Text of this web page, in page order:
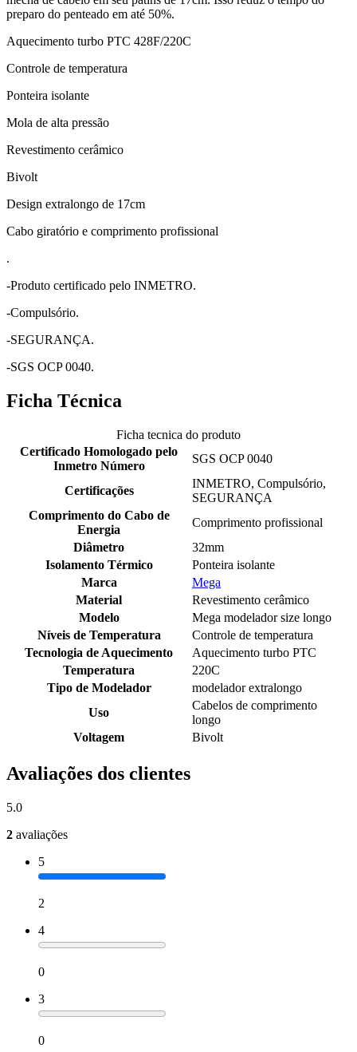
preparo do penteado em até 50%.
Aquecimento turbo PTC 428F/220C
Controle de temperatura
Ponteira isolante
Mola de alta pressão
Revestimento cerâmico
Bivolt
Design extralongo de 17cm
Cabo giratório e comprimento profissional
.
-Produto certificado pelo INMETRO.
-Compulsório.
-SEGURANÇA.
-SGS OCP 0040.
Ficha Técnica
Ficha tecnica do produto
Certificado Homologado pelo
Inmetro Número
SGS OCP 0040
Certificações
INMETRO, Compulsório,
SEGURANÇA
Comprimento do Cabo de
Energia
Comprimento profissional
Diâmetro
32mm
Isolamento Térmico
Ponteira isolante
Marca
Mega
Material
Revestimento cerâmico
Modelo
Mega modelador size longo
Níveis de Temperatura
Controle de temperatura
Tecnologia de Aquecimento
Aquecimento turbo PTC
Temperatura
220C
Tipo de Modelador
modelador extralongo
Uso
Cabelos de comprimento
longo
Voltagem
Bivolt
Avaliações dos clientes
5.0
2 avaliações
5
2
4
0
3
0